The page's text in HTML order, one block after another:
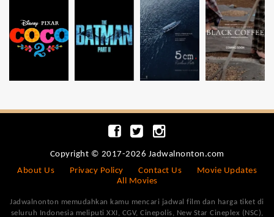
Copyright © 2017-2026 Jadwalnonton.com
About Us
Privacy Policy Contact Us
Movie Updates
All Movies
Jadwalnonton memudahkan kamu mencari jadwal film dan harga tiket di
seluruh Indonesia meliputi XXI, CGV, Cinepolis, New Star Cineplex (NSC),